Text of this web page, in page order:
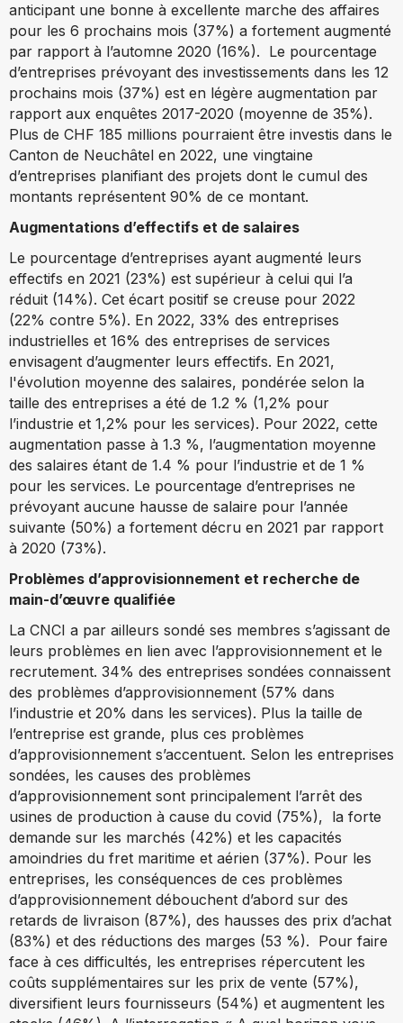
anticipant une bonne à excellente marche des affaires
pour les 6 prochains mois (37%) a fortement augmenté
par rapport à l’automne 2020 (16%). Le pourcentage
d’entreprises prévoyant des investissements dans les 12
prochains mois (37%) est en légère augmentation par
rapport aux enquêtes 2017-2020 (moyenne de 35%).
Plus de CHF 185 millions pourraient être investis dans le
Canton de Neuchâtel en 2022, une vingtaine
d’entreprises planifiant des projets dont le cumul des
montants représentent 90% de ce montant.
Augmentations d’effectifs et de salaires
Le pourcentage d’entreprises ayant augmenté leurs
effectifs en 2021 (23%) est supérieur à celui qui l’a
réduit (14%). Cet écart positif se creuse pour 2022
(22% contre 5%). En 2022, 33% des entreprises
industrielles et 16% des entreprises de services
envisagent d’augmenter leurs effectifs. En 2021,
l'évolution moyenne des salaires, pondérée selon la
taille des entreprises a été de 1.2 % (1,2% pour
l’industrie et 1,2% pour les services). Pour 2022, cette
augmentation passe à 1.3 %, l’augmentation moyenne
des salaires étant de 1.4 % pour l’industrie et de 1 %
pour les services. Le pourcentage d’entreprises ne
prévoyant aucune hausse de salaire pour l’année
suivante (50%) a fortement décru en 2021 par rapport
à 2020 (73%).
Problèmes d’approvisionnement et recherche de
main-d’œuvre qualifiée
La CNCI a par ailleurs sondé ses membres s’agissant de
leurs problèmes en lien avec l’approvisionnement et le
recrutement. 34% des entreprises sondées connaissent
des problèmes d’approvisionnement (57% dans
l’industrie et 20% dans les services). Plus la taille de
l’entreprise est grande, plus ces problèmes
d’approvisionnement s’accentuent. Selon les entreprises
sondées, les causes des problèmes
d’approvisionnement sont principalement l’arrêt des
usines de production à cause du covid (75%), la forte
demande sur les marchés (42%) et les capacités
amoindries du fret maritime et aérien (37%). Pour les
entreprises, les conséquences de ces problèmes
d’approvisionnement débouchent d’abord sur des
retards de livraison (87%), des hausses des prix d’achat
(83%) et des réductions des marges (53 %). Pour faire
face à ces difficultés, les entreprises répercutent les
coûts supplémentaires sur les prix de vente (57%),
diversifient leurs fournisseurs (54%) et augmentent les